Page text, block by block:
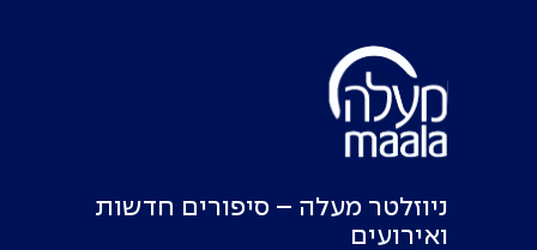
ניוזלטר מעלה – סיפורים חדשות
ואירועים